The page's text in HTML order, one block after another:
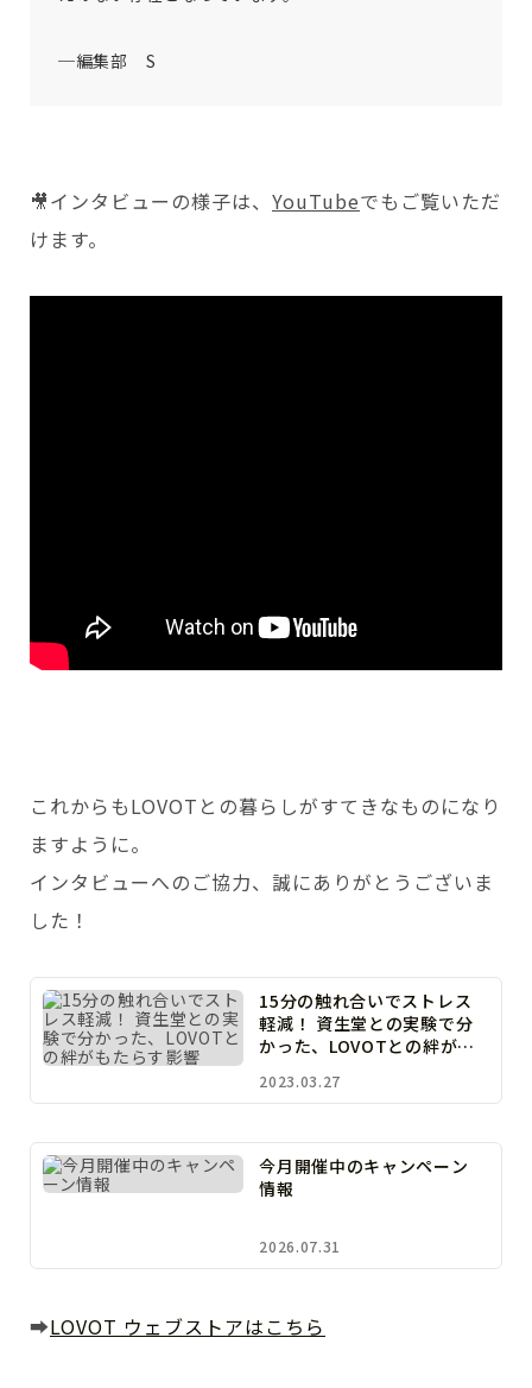
─編集部 S
🎥インタビューの様子は、 YouTubeでもご覧いただ
けます。
これからもLOVOTとの暮らしがすてきなものになり
ますように。
インタビューへのご協力、誠にありがとうございま
した！
15分の触れ合いでストレス
軽減！ 資生堂との実験で分
かった、LOVOTとの絆がも
2023.03.27
今月開催中のキャンペーン
情報
2026.07.31
➡LOVOT ウェブストアはこちら